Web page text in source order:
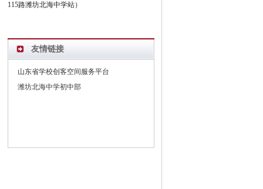
115路潍坊北海中学站）
友情链接
山东省学校创客空间服务平台
潍坊北海中学初中部